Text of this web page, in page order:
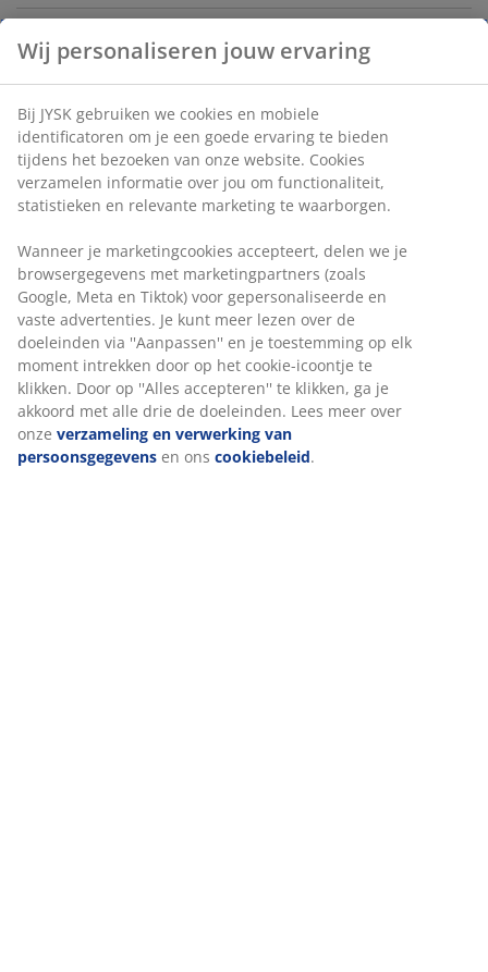
Artikelnummer: 1767900
Specificaties
Beoordelingen
(2)
Levering
Wij personaliseren jouw ervaring
Bij JYSK gebruiken we cookies en mobiele
identificatoren om je een goede ervaring te bieden
tijdens het bezoeken van onze website. Cookies
verzamelen informatie over jou om functionaliteit,
statistieken en relevante marketing te waarborgen.
Wanneer je marketingcookies accepteert, delen we je
browsergegevens met marketingpartners (zoals
Google, Meta en Tiktok) voor gepersonaliseerde en
vaste advertenties. Je kunt meer lezen over de
doeleinden via ''Aanpassen'' en je toestemming op elk
moment intrekken door op het cookie-icoontje te
klikken. Door op ''Alles accepteren'' te klikken, ga je
akkoord met alle drie de doeleinden. Lees meer over
onze verzameling en verwerking van
persoonsgegevens en ons cookiebeleid.